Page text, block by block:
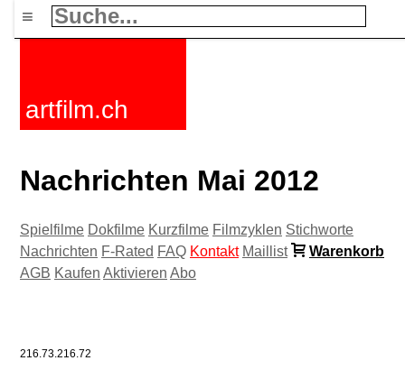
≡
artfilm.ch
Nachrichten Mai 2012
Spielfilme Dokfilme Kurzfilme Filmzyklen Stichworte
Nachrichten F-Rated FAQ Kontakt Maillist
Warenkorb
AGB Kaufen Aktivieren Abo
216.73.216.72